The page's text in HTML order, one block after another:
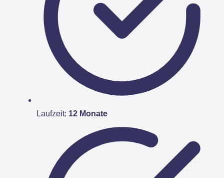
Laufzeit: 12 Monate